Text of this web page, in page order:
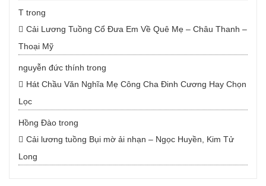
T trong
Cải Lương Tuồng Cổ Đưa Em Về Quê Mẹ – Châu Thanh –
Thoại Mỹ
nguyễn đức thính trong
Hát Chầu Văn Nghĩa Mẹ Công Cha Đinh Cương Hay Chọn
Lọc
Hồng Đào trong
Cải lương tuồng Bụi mờ ải nhạn – Ngọc Huyền, Kim Tử
Long